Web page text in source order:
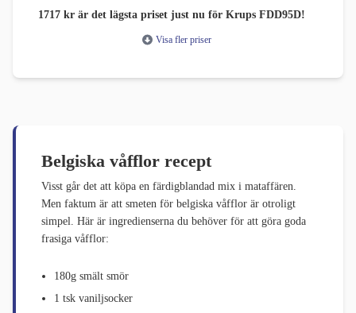
1717 kr är det lägsta priset just nu för Krups FDD95D!
Visa fler priser
Belgiska våfflor recept
Visst går det att köpa en färdigblandad mix i mataffären.
Men faktum är att smeten för belgiska våfflor är otroligt
simpel. Här är ingredienserna du behöver för att göra goda
frasiga våfflor:
180g smält smör
1 tsk vaniljsocker